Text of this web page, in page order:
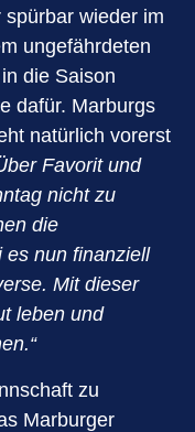
wieder im
ungefährdeten
die Saison
dafür. Marburgs
natürlich vorerst
Favorit und
nicht zu
die
es nun finanziell
Mit dieser
leben und
zu
Marburger